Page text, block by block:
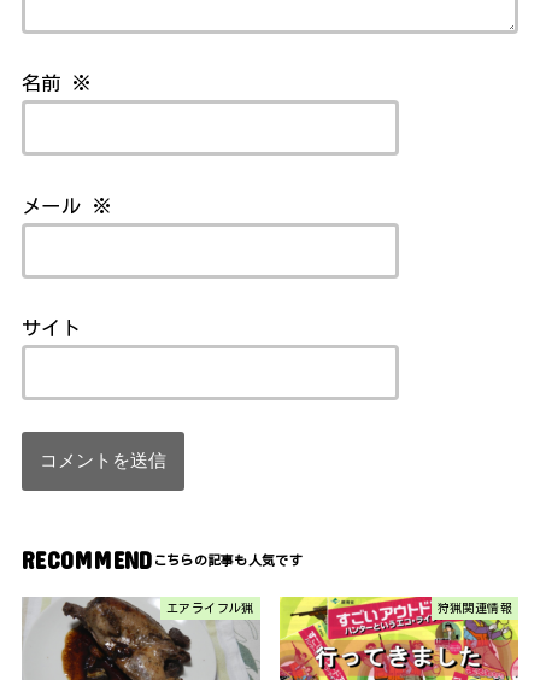
名前 ※
メール ※
サイト
RECOMMEND
エアライフル猟 狩猟関連情報